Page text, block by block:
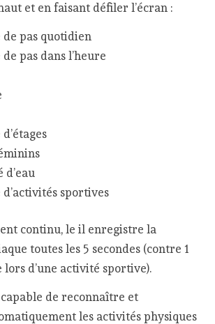
et en faisant défiler l’écran :
pas quotidien
pas dans l’heure
sportives
continu, le il enregistre la
toutes les 5 secondes (contre 1
lors d’une activité sportive).
de reconnaître et
les activités physiques